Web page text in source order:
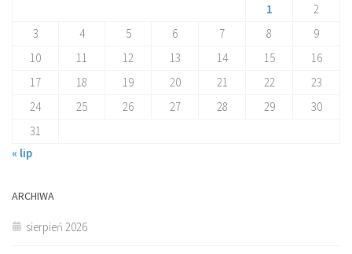
1
2
3
4 5 6 7 8
9
10
11 12 13 14 15
16
17
18 19 20 21 22
23
24
25 26 27 28 29
30
31
« lip
ARCHIWA
sierpień 2026